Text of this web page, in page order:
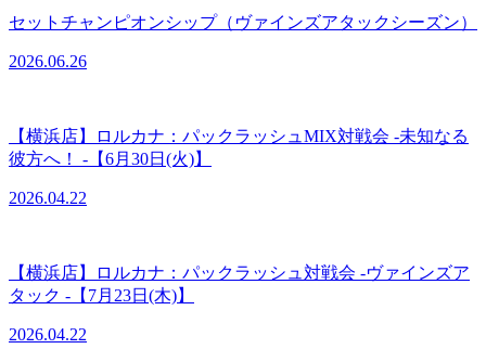
セットチャンピオンシップ（ヴァインズアタックシーズン）
2026.06.26
【横浜店】ロルカナ：パックラッシュMIX対戦会 -未知なる
彼方へ！ -【6月30日(火)】
2026.04.22
【横浜店】ロルカナ：パックラッシュ対戦会 -ヴァインズア
タック -【7月23日(木)】
2026.04.22